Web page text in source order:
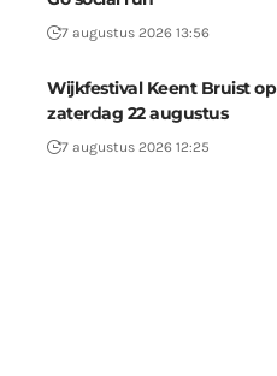
7 augustus 2026 13:56
Wijkfestival Keent Bruist op
zaterdag 22 augustus
7 augustus 2026 12:25